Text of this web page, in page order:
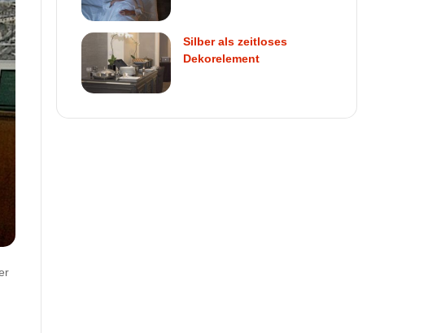
Silber als zeitloses
Dekorelement